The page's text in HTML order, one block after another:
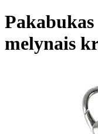
melynais